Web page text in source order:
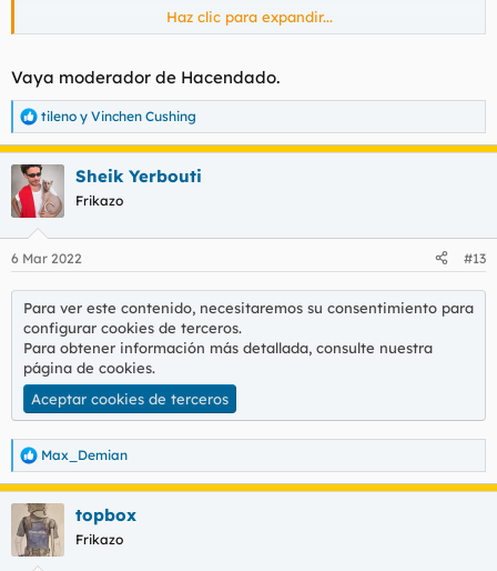
Para obtener información más detallada, consulte nuestra
página de cookies.
Aceptar cookies de terceros
Para ver este contenido, necesitaremos su consentimiento
Para obtener información más detallada, consulte nuestra
página de cookies.
Aceptar cookies de terceros
Para ver este contenido, necesitaremos su consentimiento
Para obtener información más detallada, consulte nuestra
página de cookies.
Aceptar cookies de terceros
Haz clic para expandir...
Vaya moderador de Hacendado.
R
e
a
c
c
i
e
tileno y Vinchen Cushing
Sheik Yerbouti
Frikazo
6 Mar 2022 #13
Para ver este contenido, necesitaremos su consentimiento para
configurar cookies de terceros.
Para obtener información más detallada, consulte nuestra
página de cookies.
Aceptar cookies de terceros
R
e
a
c
c
i
Max_Demian
topbox
Frikazo